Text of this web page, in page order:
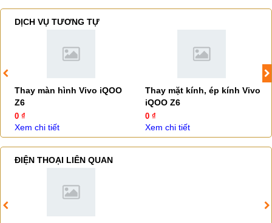
DỊCH VỤ TƯƠNG TỰ
Thay màn hình Vivo iQOO
Z6
0 ₫
Xem chi tiết
Thay mặt kính, ép kính Vivo
iQOO Z6
0 ₫
Xem chi tiết
ĐIỆN THOẠI LIÊN QUAN